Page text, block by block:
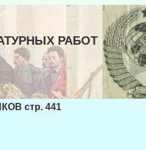
РАБОТ
стр. 441